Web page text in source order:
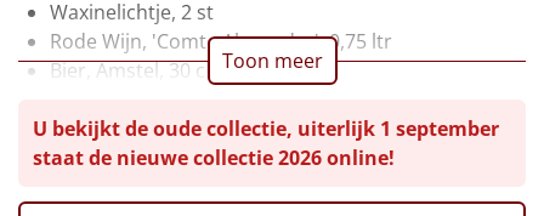
Goedkope
Uniek
Waxinelichtje, 2 st
Rode Wijn, 'Comte Alexandre', 0,75 ltr
Bier, Amstel, 30 cl, 2 st
Haribo, Happy Cola, 75 gr
Kitkat 4-Finger, 41,5 gr
Toon meer
U bekijkt de oude collectie, uiterlijk 1 september
staat de nieuwe collectie 2026 online!